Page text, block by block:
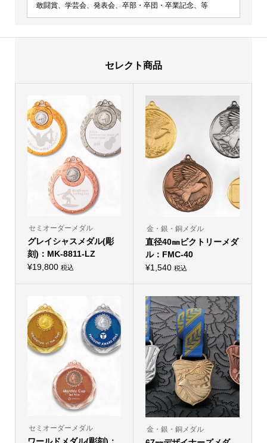
敢闘賞、学芸会、発表会、卒部・卒団・卒業記念、等
セレクト商品
セミオーダーメダル
グレイシャスメダル(彫
刻)：MK-8811-LZ
¥19,800 税込
の
は
複
数
の
バ
り
ま
金・銀・銅メダル
直径40㎜ビクトリーメダ
ル：FMC-40
¥1,540 税込
の
品
に
は
複
数
の
バ
リ
エ
ー
シ
ョ
ン
が
あ
り
ま
セミオーダーメダル 金・銀・銅メダル